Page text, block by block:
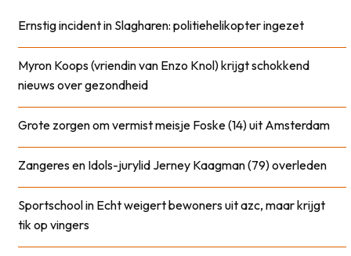
Ernstig incident in Slagharen: politiehelikopter ingezet
Myron Koops (vriendin van Enzo Knol) krijgt schokkend
nieuws over gezondheid
Grote zorgen om vermist meisje Foske (14) uit Amsterdam
Zangeres en Idols-jurylid Jerney Kaagman (79) overleden
Sportschool in Echt weigert bewoners uit azc, maar krijgt
tik op vingers